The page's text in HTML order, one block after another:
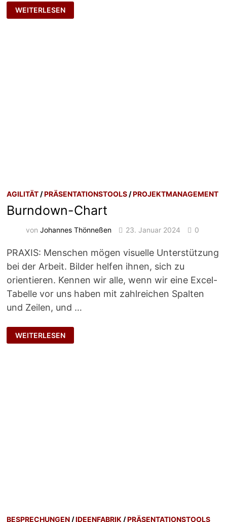
EINFACH
LOSLEGEN
WEITERLESEN
AGILITÄT /PRÄSENTATIONSTOOLS /PROJEKTMANAGEMENT
Burndown-Chart
vonJohannes Thönneßen 23. Januar 2024 0
PRAXIS: Menschen mögen visuelle Unterstützung
bei der Arbeit. Bilder helfen ihnen, sich zu
orientieren. Kennen wir alle, wenn wir eine Excel-
Tabelle vor uns haben mit zahlreichen Spalten
und Zeilen, und …
BURNDOWN-
CHART
WEITERLESEN
BESPRECHUNGEN /IDEENFABRIK /PRÄSENTATIONSTOOLS